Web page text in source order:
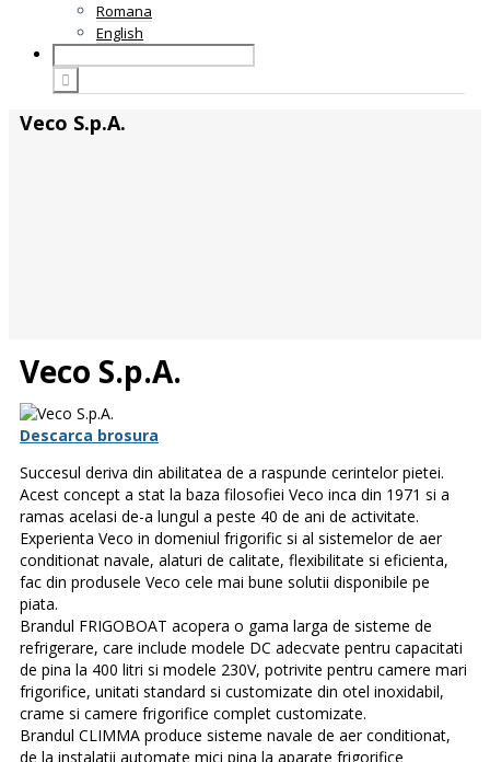
Romana
English
Veco S.p.A.
Veco S.p.A.
Descarca brosura
Succesul deriva din abilitatea de a raspunde cerintelor pietei.
Acest concept a stat la baza filosofiei Veco inca din 1971 si a
ramas acelasi de-a lungul a peste 40 de ani de activitate.
Experienta Veco in domeniul frigorific si al sistemelor de aer
conditionat navale, alaturi de calitate, flexibilitate si eficienta,
fac din produsele Veco cele mai bune solutii disponibile pe
piata.
Brandul FRIGOBOAT acopera o gama larga de sisteme de
refrigerare, care include modele DC adecvate pentru capacitati
de pina la 400 litri si modele 230V, potrivite pentru camere mari
frigorifice, unitati standard si customizate din otel inoxidabil,
crame si camere frigorifice complet customizate.
Brandul CLIMMA produce sisteme navale de aer conditionat,
de la instalatii automate mici pina la aparate frigorifice